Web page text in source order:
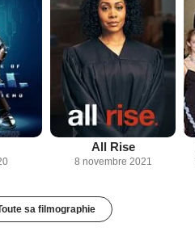
All Rise
8 novembre 2021
sa filmographie